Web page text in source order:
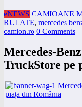
eNEWS CAMIOANE
RULATE, mercedes
camion.ro 0 Comments
Mercedes-
TruckStore pe